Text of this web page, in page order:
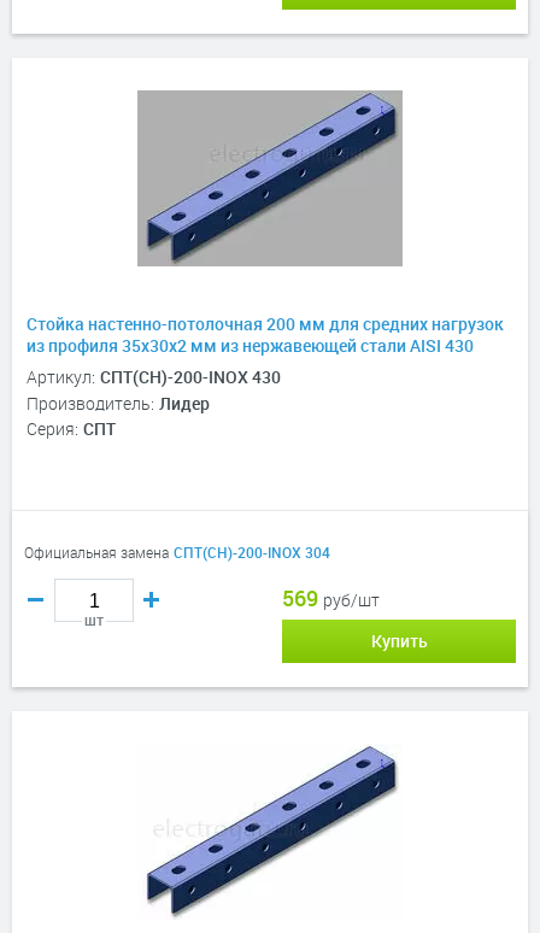
Стойка настенно-потолочная 200 мм для средних нагрузок
из профиля 35х30х2 мм из нержавеющей стали AISI 430
Артикул: СПТ(СН)-200-INOX 430
Производитель: Лидер
Серия: СПТ
Официальная замена СПТ(СН)-200-INOX 304
шт
569 руб/шт
Купить